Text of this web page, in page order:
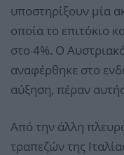
υποστηρίξουν μία
οποία το επιτόκιο
στο 4%. Ο
αναφέρθηκε στο
αύξηση, πέραν
Από την άλλη
τραπεζών της